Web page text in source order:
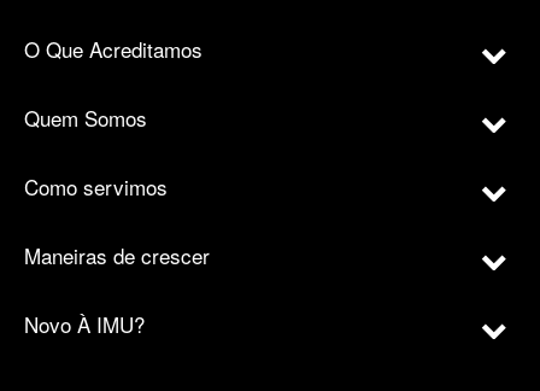
O Que Acreditamos
Quem Somos
Como servimos
Maneiras de crescer
Novo À IMU?